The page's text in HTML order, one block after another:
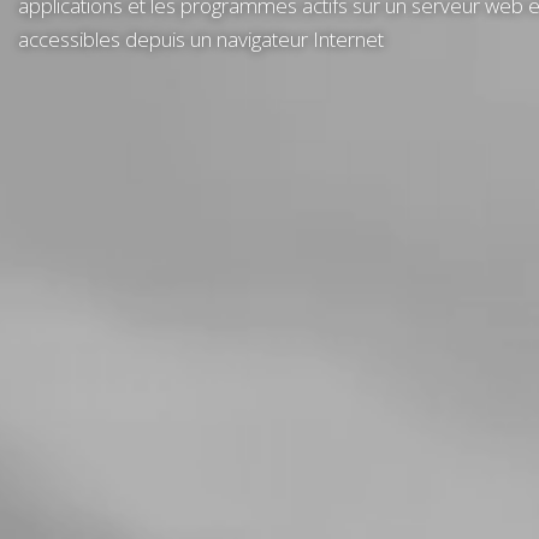
accessibles depuis un navigateur Internet